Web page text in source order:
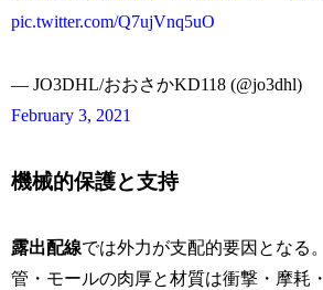
pic.twitter.com/Q7ujVnq5uO
— JO3DHL/おおさかKD118 (@jo3dhl)
February 3, 2021
機械的保護と支持
露出配線では外力が支配的要因となる。
管・モールの肉厚と材質は衝撃・摩耗・